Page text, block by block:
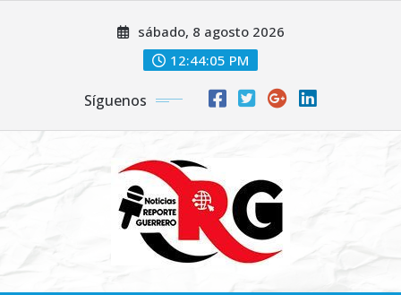
sábado, 8 agosto 2026
12:44:06 PM
Síguenos